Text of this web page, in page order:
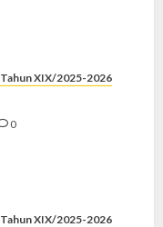
Tahun XIX/2025-2026
0
Tahun XIX/2025-2026